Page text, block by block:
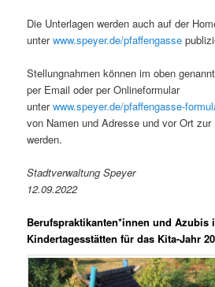
Die Unterlagen werden auch auf der
unterwww.speyer.de/pfaffengasse
Stellungnahmen können im oben
per Email oder per Onlineformular
unterwww.speyer.de/pfaffengasse-
von Namen und Adresse und vor Ort
werden.
Stadtverwaltung Speyer
12.09.2022
Berufspraktikanten*innen und Azubis
Kindertagesstätten für das Kita-Jahr